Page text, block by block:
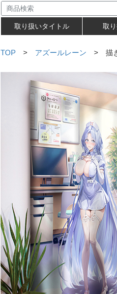
取り扱いタイトル 取
TOP > アズールレーン > 描き